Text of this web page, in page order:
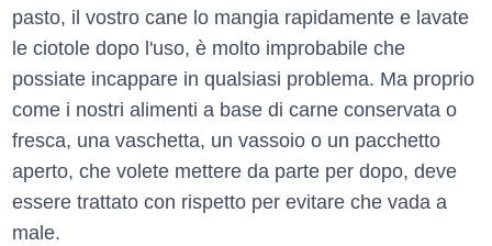
pasto, il vostro cane lo mangia rapidamente e lavate
le ciotole dopo l'uso, è molto improbabile che
possiate incappare in qualsiasi problema. Ma proprio
come i nostri alimenti a base di carne conservata o
fresca, una vaschetta, un vassoio o un pacchetto
aperto, che volete mettere da parte per dopo, deve
essere trattato con rispetto per evitare che vada a
male.